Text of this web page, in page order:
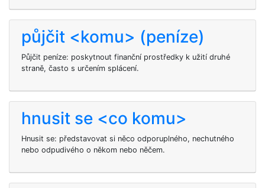
půjčit <komu> (peníze)
Půjčit peníze: poskytnout finanční prostředky k užití druhé
straně, často s určením splácení.
hnusit se <co komu>
Hnusit se: představovat si něco odporuplného, nechutného
nebo odpudivého o někom nebo něčem.